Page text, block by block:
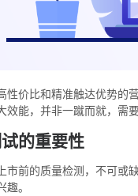
性价比和精准触达优势的
效能，并非一蹴而就，需
的重要性
市前的质量检测，不可或
。